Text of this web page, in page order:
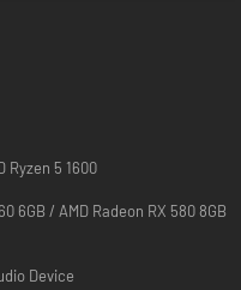
misteriosa
Ryzen 5 1600
6GB / AMD Radeon RX 580 8GB
Device